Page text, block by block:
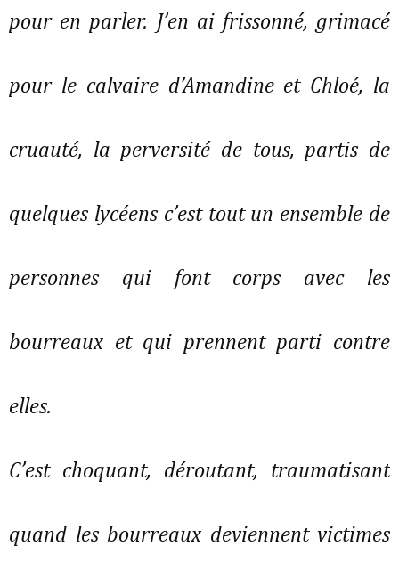
pour en parler. J’en ai frissonné, grimacé
pour le calvaire d’Amandine et Chloé, la
cruauté, la perversité de tous, partis de
quelques lycéens c’est tout un ensemble de
personnes qui font corps avec les
bourreaux et qui prennent parti contre
elles.
C’est choquant, déroutant, traumatisant
quand les bourreaux deviennent victimes